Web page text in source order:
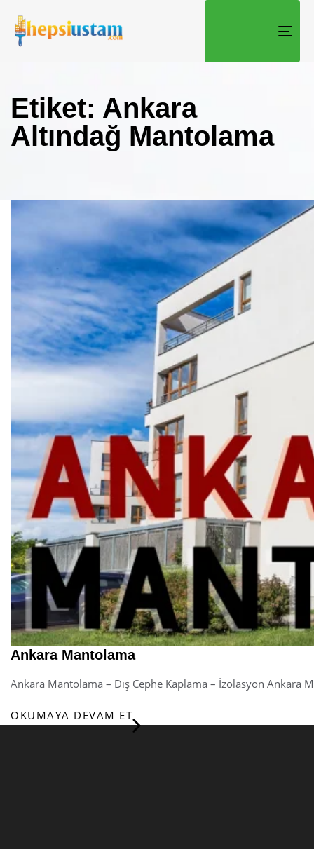
Etiket: Ankara
Altındağ Mantolama
Ankara Mantolama
Ankara Mantolama – Dış Cephe Kaplama – İzolasyon
OKUMAYA DEVAM ET